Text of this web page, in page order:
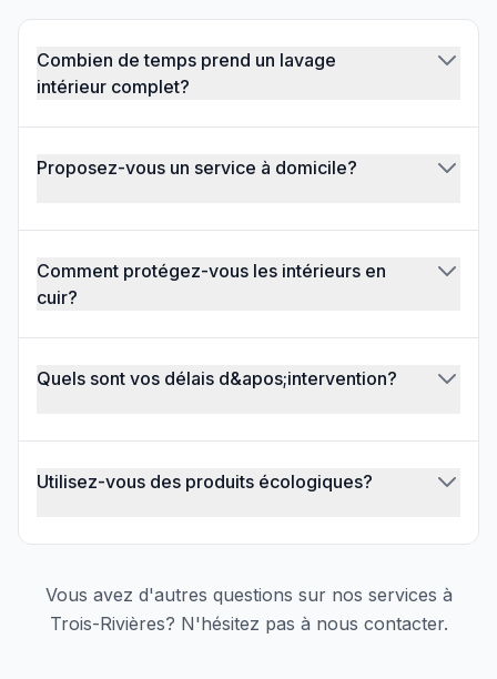
Combien de temps prend un lavage
intérieur complet?
Proposez-vous un service à domicile?
Comment protégez-vous les intérieurs en
cuir?
Quels sont vos délais d&apos;intervention?
Utilisez-vous des produits écologiques?
Vous avez d'autres questions sur nos services à
Trois-Rivières? N'hésitez pas à nous contacter.